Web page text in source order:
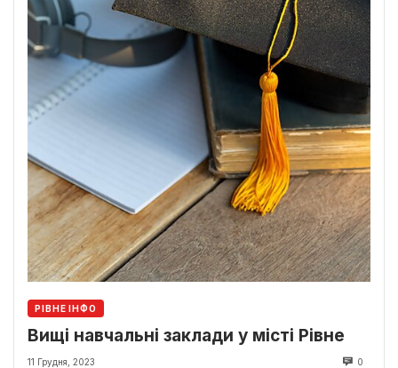
РІВНЕ ІНФО
Вищі навчальні заклади у місті Рівне
11 Грудня, 2023 0